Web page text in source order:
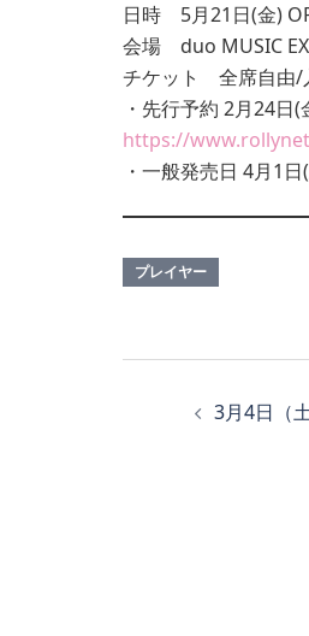
日時 5月21日(金)
会場 duo MUSIC
チケット 全席自由/
・先行予約 2月24日
https://
・一般発売日 4月1
プレイヤー
3月4日（